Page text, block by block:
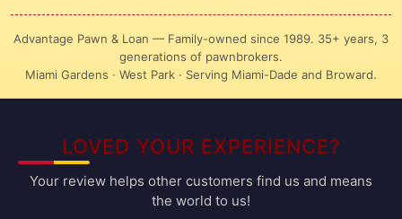
Advantage Pawn & Loan — Family-owned since 1989. 35+ years, 3
generations of pawnbrokers.
Miami Gardens · West Park · Serving Miami-Dade and Broward.
LOVED YOUR EXPERIENCE?
Your review helps other customers find us and means
the world to us!